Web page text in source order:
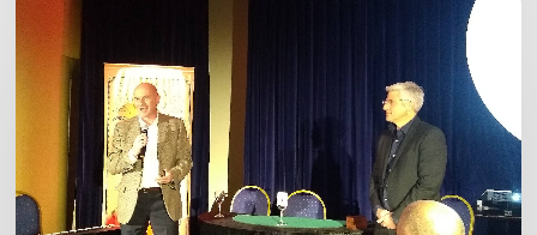
Lab
CA
y
Snoop
mundo
de
las